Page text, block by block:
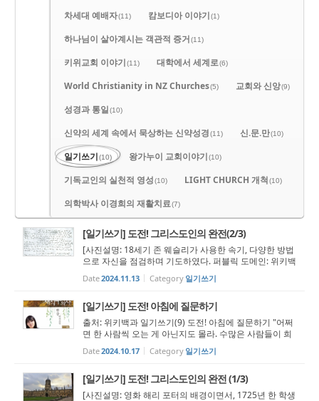
차세대 예배자(11) 캄보디아 이야기(1)
하나님이 살아계시는 객관적 증거(11)
키위교회 이야기(11) 대학에서 세계로(6)
World Christianity in NZ Churches(5) 교회와 신앙(9)
성경과 통일(10)
신약의 세계 속에서 묵상하는 신약성경(11) 신.문.만(10)
일기쓰기(10) 왕가누이 교회이야기(10)
기독교인의 실천적 영성(10) LIGHT CHURCH 개척(10)
의학박사 이경희의 재활치료(7)
[일기쓰기] 도전! 그리스도인의 완전(2/3)
[사진설명: 18세기 존 웨슬리가 사용한 속기, 다양한 방법
으로 자신을 점검하며 기도하였다. 퍼블릭 도메인: 위키백
과] 일기쓰기(10) 도전! 그리스도인의 완전(2/3) " Wc.n.v.
r -.. 2r. ɔ d. .n 2ct..n d.ns.d.r c-. ʘ d.d .r wd d. yɛ l.k., c d.
Date2024.11.13 Category 일기쓰기
[일기쓰기] 도전! 아침에 질문하기
출처: 위키백과 일기쓰기(9) 도전! 아침에 질문하기 "어쩌
면 한 사람씩 오는 게 아닌지도 몰라. 수많은 사람들이 희
미하게 번지고 서로 스며들어서, 가볍디 가벼운 한 몸이
돼서 오는 ...
Date2024.10.17 Category 일기쓰기
[일기쓰기] 도전! 그리스도인의 완전 (1/3)
[사진설명: 영화 해리 포터의 배경이면서, 1725년 한 학생